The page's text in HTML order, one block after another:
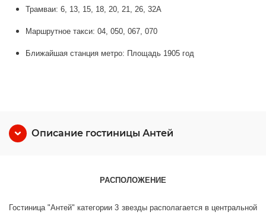
Трамваи: 6, 13, 15, 18, 20, 21, 26, 32А
Маршрутное такси: 04, 050, 067, 070
Ближайшая станция метро: Площадь 1905 год
Описание гостиницы Антей
РАСПОЛОЖЕНИЕ
Гостиница "Антей" категории 3 звезды располагается в центральной